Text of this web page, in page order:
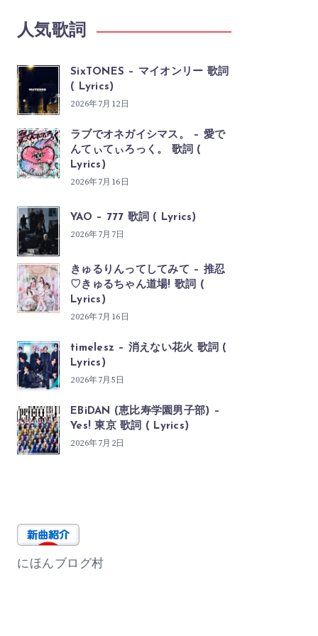
人気歌詞
SixTONES – マイオンリー 歌詞
( Lyrics)
2026年7月12日
ラブでオネガイシマス。 – 愛で
んてぃてぃろっく。 歌詞 (
Lyrics)
2026年7月16日
YAO – 777 歌詞 ( Lyrics)
2026年7月7日
きゅるりんってしてみて – 推忍
♡きゅるちゃん道場! 歌詞 (
Lyrics)
2026年7月16日
timelesz – 消えない花火 歌詞 (
Lyrics)
2026年7月5日
EBiDAN (恵比寿学園男子部) –
Yes! 東京 歌詞 ( Lyrics)
2026年7月2日
にほんブログ村